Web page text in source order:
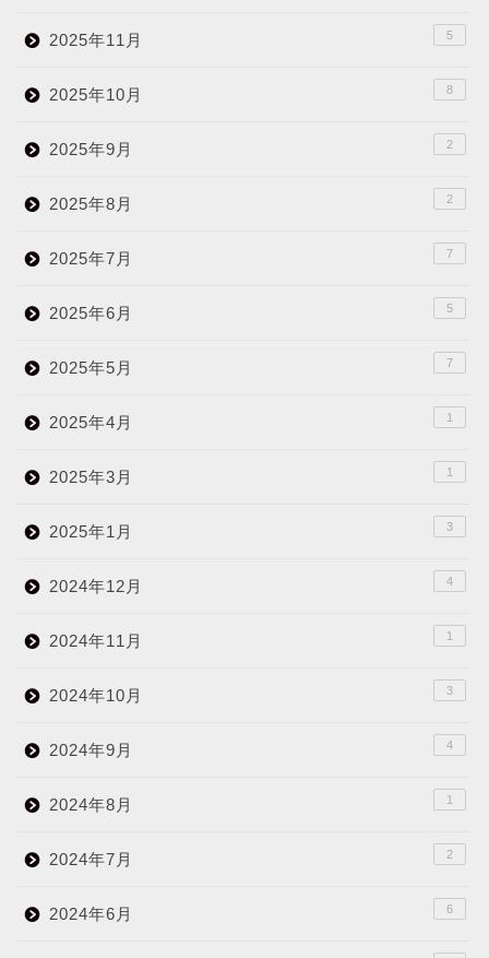
2025年11月 5
2025年10月 8
2025年9月 2
2025年8月 2
2025年7月 7
2025年6月 5
2025年5月 7
2025年4月 1
2025年3月 1
2025年1月 3
2024年12月 4
2024年11月 1
2024年10月 3
2024年9月 4
2024年8月 1
2024年7月 2
2024年6月 6